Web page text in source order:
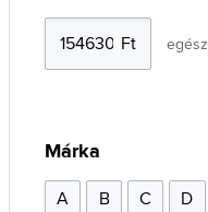
egész
Márka
A B C D